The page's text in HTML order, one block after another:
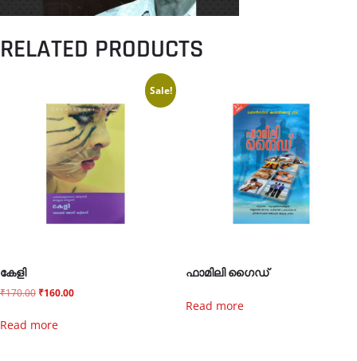
RELATED PRODUCTS
Sale!
കേളി
₹170.00 ₹160.00
Read more
ഫാമിലി ഗൈഡ്
Read more